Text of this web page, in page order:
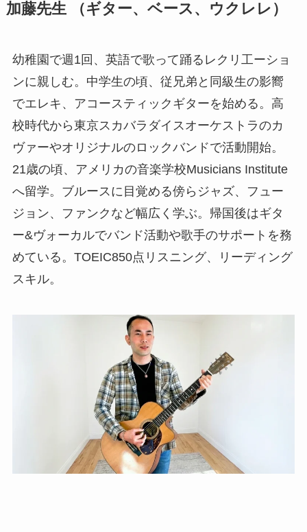
加藤先生 （ギター、ベース、ウクレレ）
幼稚園で週1回、英語で歌って踊るレクリ工ーショ
ンに親しむ。中学生の頃、従兄弟と同級生の影嚮
でエレキ、アコースティックギターを始める。高
校時代から東京スカバラダイスオーケストラのカ
ヴァーやオリジナルのロックバンドで活動開始。
21歳の頃、アメリカの音楽学校Musicians Institute
へ留学。ブルースに目覚める傍らジャズ、フュー
ジョン、ファンクなど幅広く学ぶ。帰国後はギタ
ー&ヴォーカルでバンド活動や歌手のサポートを務
めている。TOEIC850点リスニング、リーディング
スキル。